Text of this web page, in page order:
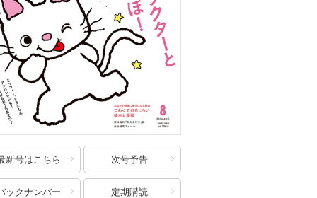
新号はこちら 次号予告
ックナンバー 定期購読